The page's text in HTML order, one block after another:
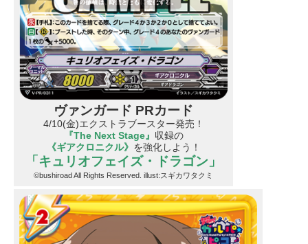
ヴァンガード PRカード
4/10(金)エクストラブースター発売！
『The Next Stage』 収録の
《ギアクロニクル》 を強化しよう！
「キュリオフェイズ・ドラゴン」
©bushiroad All Rights Reserved. illust:スギカワタクミ